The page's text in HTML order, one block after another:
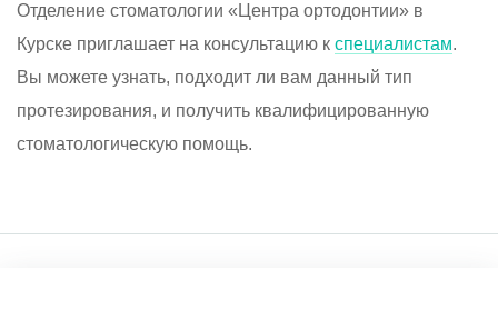
Отделение стоматологии «Центра ортодонтии» в
Курске приглашает на консультацию к специалистам.
Вы можете узнать, подходит ли вам данный тип
протезирования, и получить квалифицированную
стоматологическую помощь.